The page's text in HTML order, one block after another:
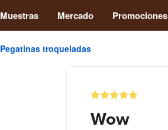
Muestras Mercado Promociones
Pegatinas troqueladas
Wow